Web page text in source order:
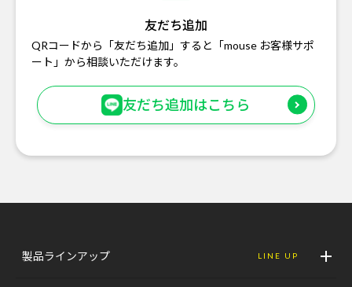
友だち追加
QRコードから「友だち追加」すると「mouse お客様サポ
ート」から相談いただけます。
友だち追加はこちら
製品ラインアップ LINE UP